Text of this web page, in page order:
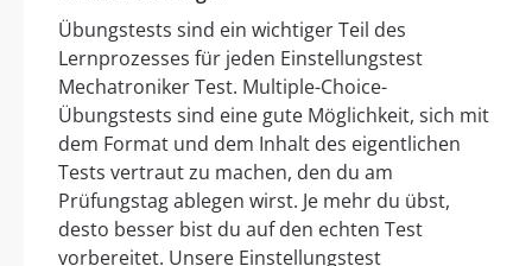
Übungstests sind ein wichtiger Teil des
Lernprozesses für jeden Einstellungstest
Mechatroniker Test. Multiple-Choice-
Übungstests sind eine gute Möglichkeit, sich mit
dem Format und dem Inhalt des eigentlichen
Tests vertraut zu machen, den du am
Prüfungstag ablegen wirst. Je mehr du übst,
desto besser bist du auf den echten Test
vorbereitet. Unsere Einstellungstest